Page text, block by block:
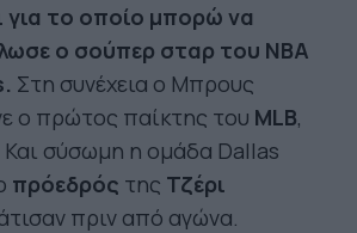
για το οποίο μπορώ να
ο σούπερ σταρ του NBA
Στη συνέχεια o Μπρους
ο πρώτος παίκτης του MLB,
Και σύσωμη η ομάδα Dallas
πρόεδρός της Τζέρι
πριν από αγώνα.